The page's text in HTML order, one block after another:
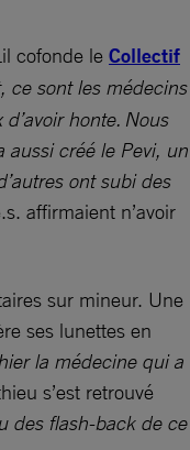
cofonde le Collectif
ce sont les médecins
honte. Nous
aussi créé le Pevi, un
ont subi des
affirmaient n’avoir
sur mineur. Une
ses lunettes en
la médecine qui a
s’est retrouvé
des flash-back de ce